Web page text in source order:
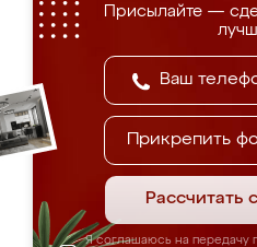
Присылайте —
Прикрепить
Рассчитать
Я соглашаюсь на передачу